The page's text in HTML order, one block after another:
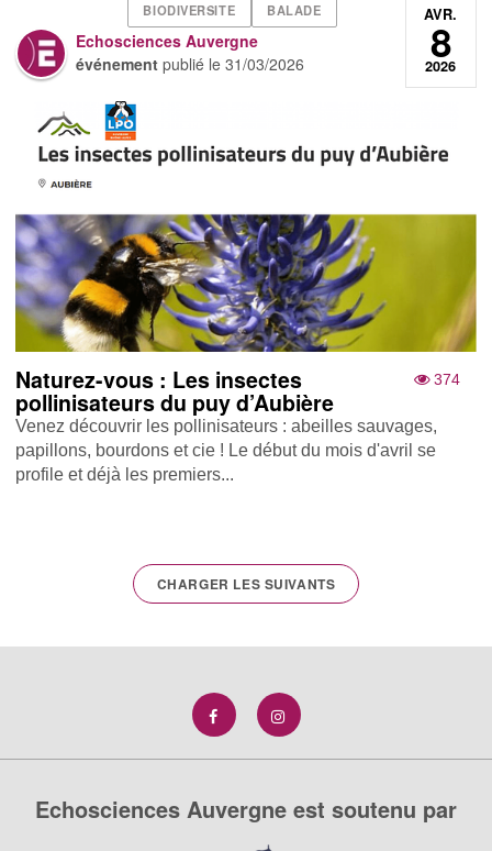
BIODIVERSITE BALADE
Echosciences Auvergne
événement publié le31/03/2026
AVR.
8
2026
374
Naturez-vous : Les insectes
pollinisateurs du puy d’Aubière
Venez découvrir les pollinisateurs : abeilles sauvages,
papillons, bourdons et cie ! Le début du mois d'avril se
profile et déjà les premiers...
CHARGER LES SUIVANTS
Echosciences Auvergne est soutenu par